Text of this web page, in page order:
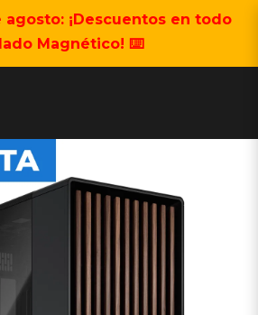
agosto: ¡Descuentos en todo
Magnético! ⌨️